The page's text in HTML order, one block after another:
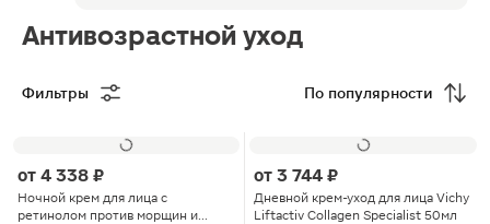
Антивозрастной уход
Фильтры По популярности
от 4 338 ₽
Ночной крем для лица с
ретинолом против морщин и
от 3 744 ₽
Дневной крем-уход для лица Vichy
Liftactiv Collagen Specialist 50мл